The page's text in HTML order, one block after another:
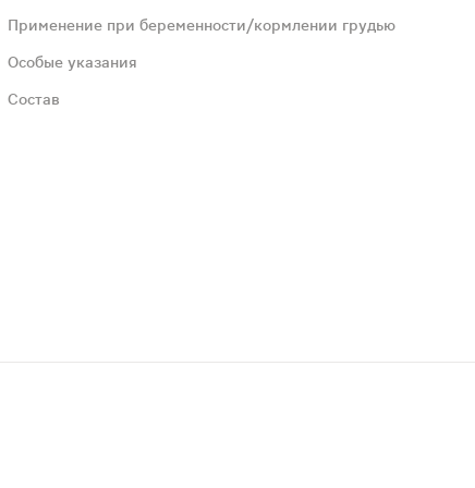
Применение при беременности/кормлении грудью
Особые указания
Состав